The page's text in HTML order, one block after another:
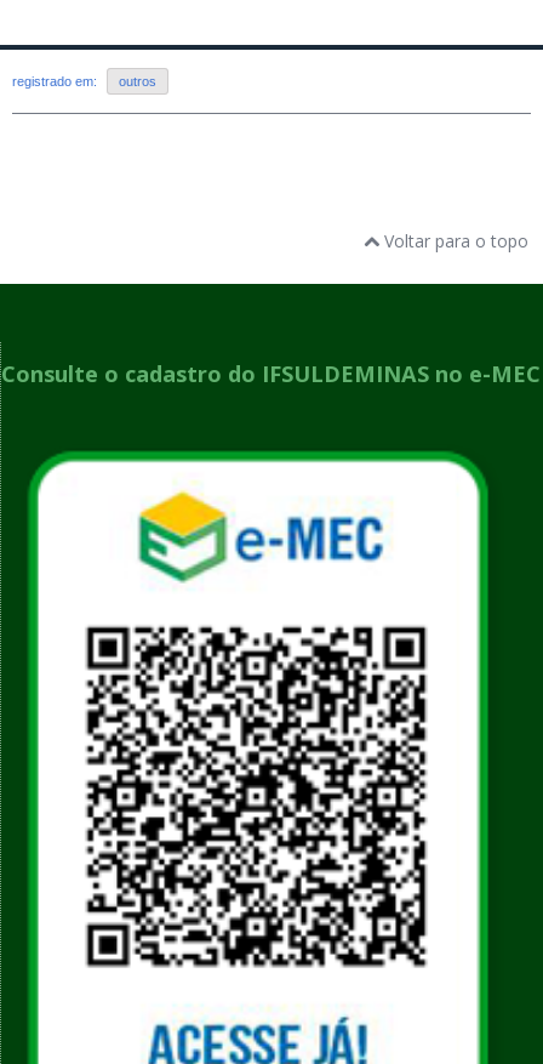
registrado em: outros
Voltar para o topo
Consulte o cadastro do IFSULDEMINAS no e-MEC